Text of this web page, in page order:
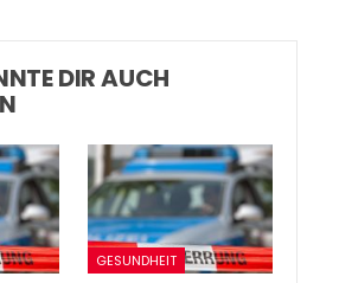
DIR AUCH
GESUNDHEIT